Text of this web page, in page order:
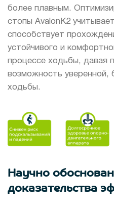
более плавным.
стопы AvalonK2
способствует
устойчивого и
процессе ходьбы, давая
возможность уверенной,
ходьбы.
Научно
доказательства